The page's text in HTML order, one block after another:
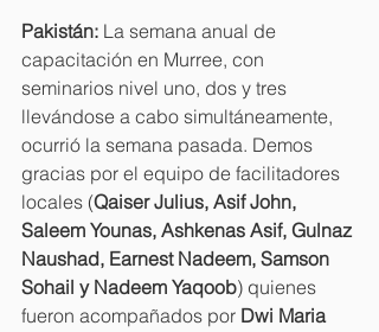
Pakistán: La semana anual de
capacitación en Murree, con
seminarios nivel uno, dos y tres
llevándose a cabo simultáneamente,
ocurrió la semana pasada. Demos
gracias por el equipo de facilitadores
locales (Qaiser Julius, Asif John,
Saleem Younas, Ashkenas Asif, Gulnaz
Naushad, Earnest Nadeem, Samson
Sohail y Nadeem Yaqoob) quienes
fueron acompañados por Dwi Maria